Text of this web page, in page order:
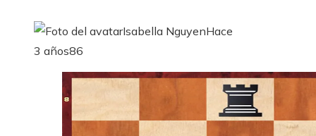
Isabella NguyenHace
3 años86